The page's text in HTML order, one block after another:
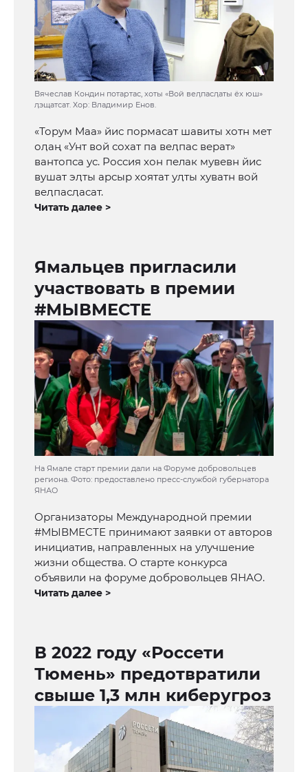
Вячеслав Кондин потартас, хоты «Вой веӆпасӆаты ёх юш»
ӆэщатсат. Хор: Владимир Енов.
«Торум Маа» йис пормасат шавиты хотн мет
оӆаң «Унт вой сохат па веӆпас верат»
вантопса ус. Россия хон пелак мувевн йис
вушат эӆты арсыр хоятат уӆты хуватн вой
веӆпасӆасат.
Читать далее >
Ямальцев пригласили
участвовать в премии
#МЫВМЕСТЕ
На Ямале старт премии дали на Форуме добровольцев
региона. Фото: предоставлено пресс-службой губернатора
ЯНАО
Организаторы Международной премии
#МЫВМЕСТЕ принимают заявки от авторов
инициатив, направленных на улучшение
жизни общества. О старте конкурса
объявили на форуме добровольцев ЯНАО.
Читать далее >
В 2022 году «Россети
Тюмень» предотвратили
свыше 1,3 млн киберугроз